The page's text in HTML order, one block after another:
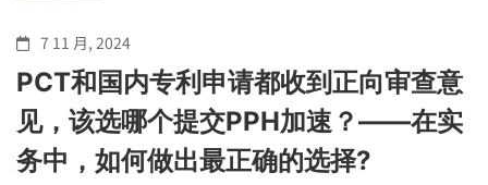
7 11 月, 2024
PCT和国内专利申请都收到正向审查意
见，该选哪个提交PPH加速？——在实
务中，如何做出最正确的选择?